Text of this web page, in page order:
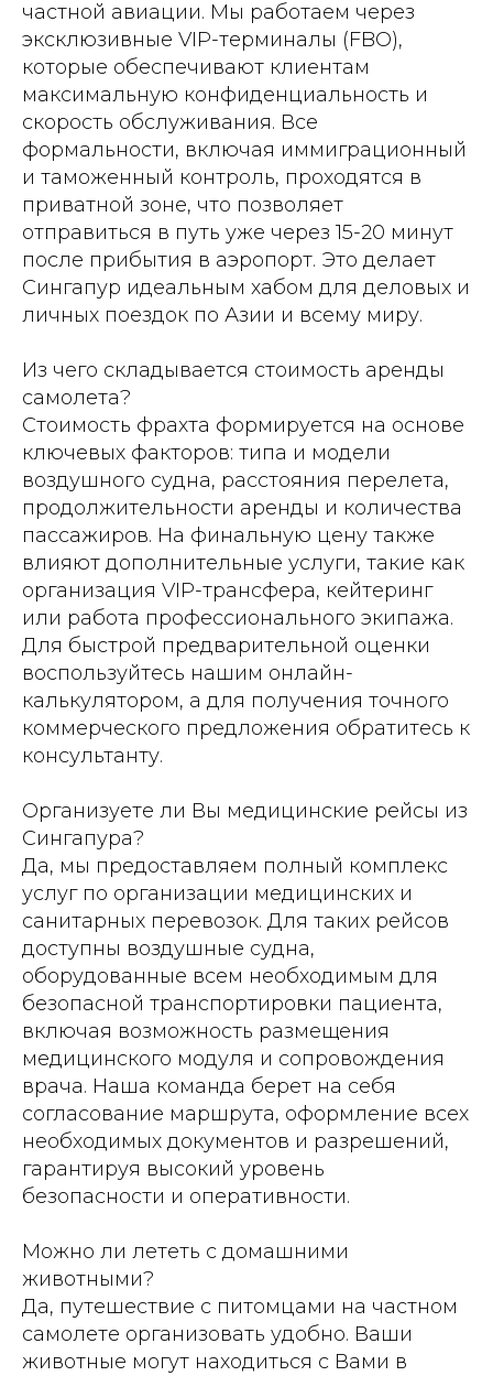
частной авиации. Мы работаем через
эксклюзивные VIP-терминалы (FBO),
которые обеспечивают клиентам
максимальную конфиденциальность и
скорость обслуживания. Все
формальности, включая иммиграционный
и таможенный контроль, проходятся в
приватной зоне, что позволяет
отправиться в путь уже через 15-20 минут
после прибытия в аэропорт. Это делает
Сингапур идеальным хабом для деловых и
личных поездок по Азии и всему миру.
Из чего складывается стоимость аренды
самолета?
Стоимость фрахта формируется на основе
ключевых факторов: типа и модели
воздушного судна, расстояния перелета,
продолжительности аренды и количества
пассажиров. На финальную цену также
влияют дополнительные услуги, такие как
организация VIP-трансфера, кейтеринг
или работа профессионального экипажа.
Для быстрой предварительной оценки
воспользуйтесь нашим онлайн-
калькулятором, а для получения точного
коммерческого предложения обратитесь к
консультанту.
Организуете ли Вы медицинские рейсы из
Сингапура?
Да, мы предоставляем полный комплекс
услуг по организации медицинских и
санитарных перевозок. Для таких рейсов
доступны воздушные судна,
оборудованные всем необходимым для
безопасной транспортировки пациента,
включая возможность размещения
медицинского модуля и сопровождения
врача. Наша команда берет на себя
согласование маршрута, оформление всех
необходимых документов и разрешений,
гарантируя высокий уровень
безопасности и оперативности.
Можно ли лететь с домашними
животными?
Да, путешествие с питомцами на частном
самолете организовать удобно. Ваши
животные могут находиться с Вами в